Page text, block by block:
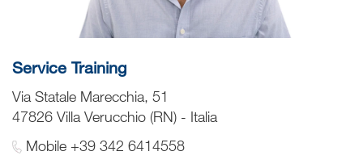
Service Training
Via Statale Marecchia, 51
47826 Villa Verucchio (RN) - Italia
Mobile +39 342 6414558